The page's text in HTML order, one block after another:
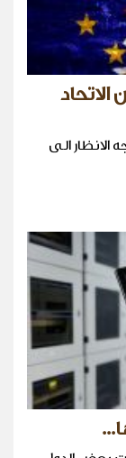
الانظار الى